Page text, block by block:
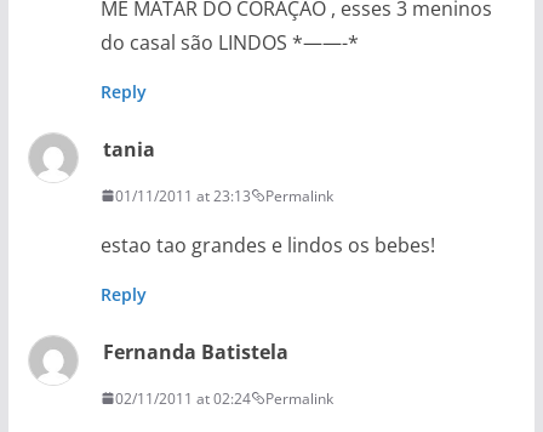
ME MATAR DO CORAÇÃO , esses 3 meninos
do casal são LINDOS *——-*
Reply
tania
01/11/2011 at 23:13 Permalink
estao tao grandes e lindos os bebes!
Reply
Fernanda Batistela
02/11/2011 at 02:24 Permalink